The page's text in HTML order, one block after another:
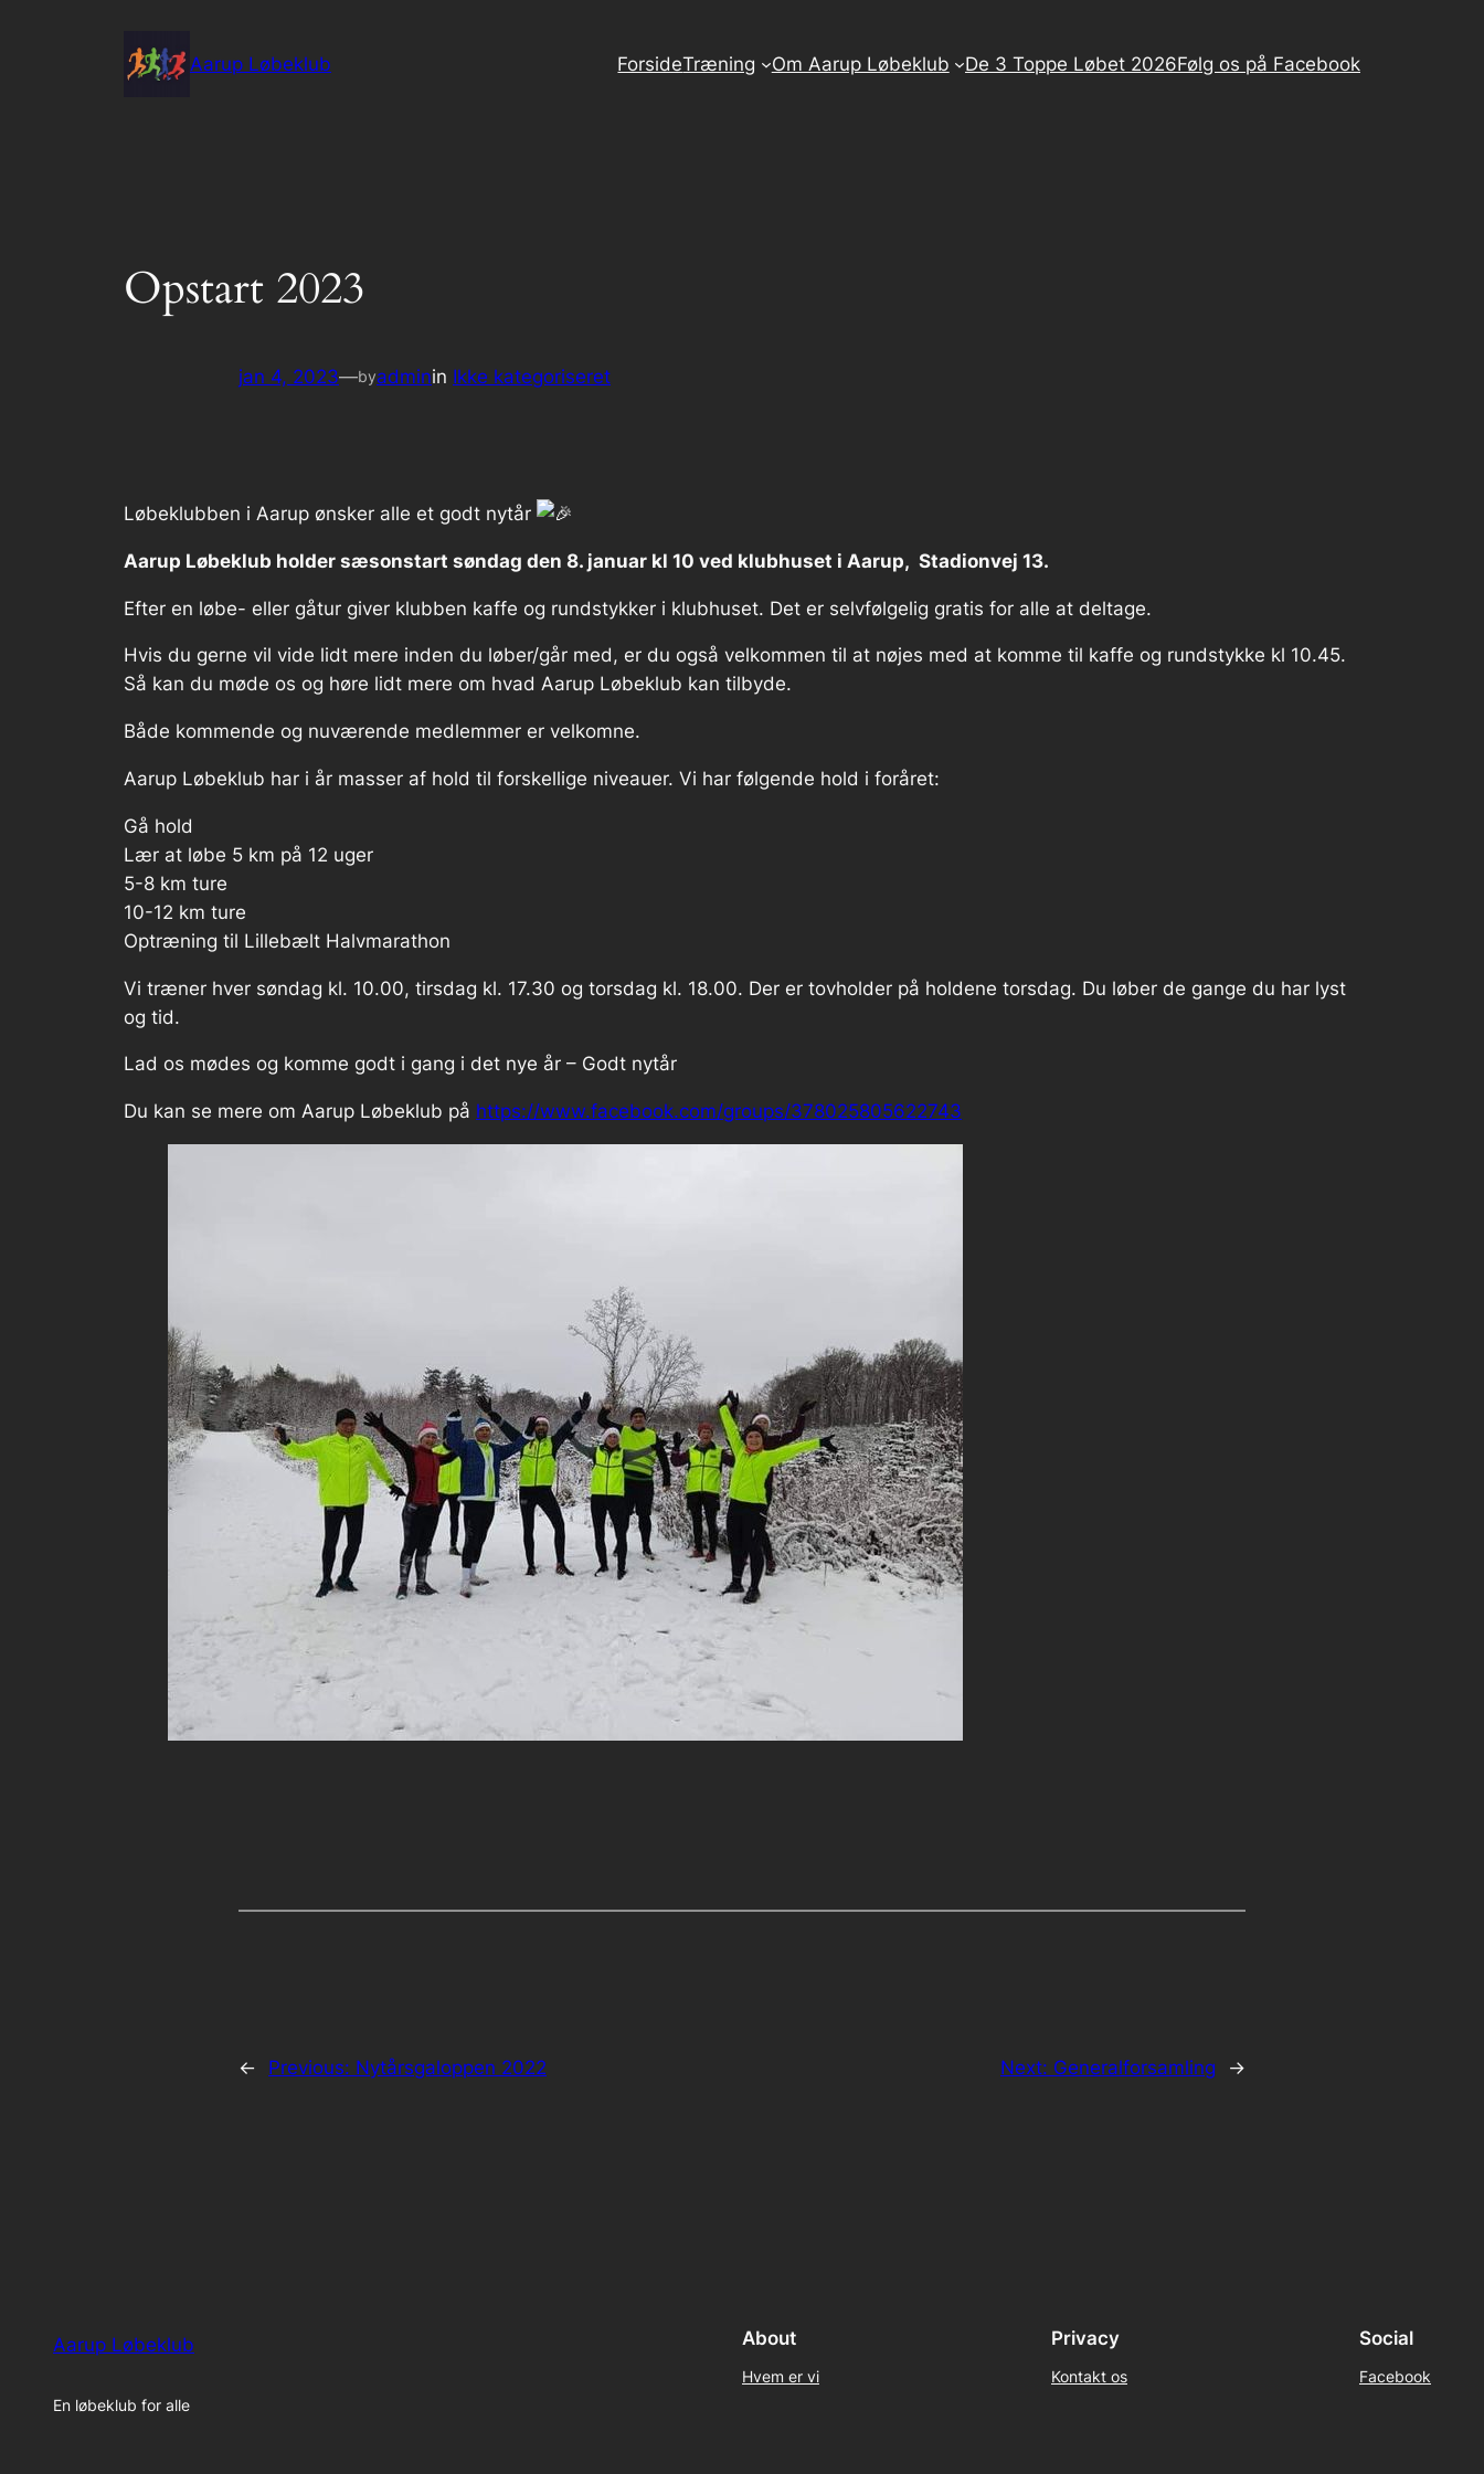
Aarup Løbeklub ForsideTræning Om Aarup Løbeklub De 3 Toppe Løbet 2026Følg os på Facebook
Opstart 2023
jan 4, 2023—byadminin Ikke kategoriseret
Løbeklubben i Aarup ønsker alle et godt nytår
Aarup Løbeklub holder sæsonstart søndag den 8. januar kl 10 ved klubhuset i Aarup, Stadionvej 13.
Efter en løbe- eller gåtur giver klubben kaffe og rundstykker i klubhuset. Det er selvfølgelig gratis for alle at deltage.
Hvis du gerne vil vide lidt mere inden du løber/går med, er du også velkommen til at nøjes med at komme til kaffe og rundstykke kl 10.45.
Så kan du møde os og høre lidt mere om hvad Aarup Løbeklub kan tilbyde.
Både kommende og nuværende medlemmer er velkomne.
Aarup Løbeklub har i år masser af hold til forskellige niveauer. Vi har følgende hold i foråret:
Gå hold
Lær at løbe 5 km på 12 uger
5-8 km ture
10-12 km ture
Optræning til Lillebælt Halvmarathon
Vi træner hver søndag kl. 10.00, tirsdag kl. 17.30 og torsdag kl. 18.00. Der er tovholder på holdene torsdag. Du løber de gange du har lyst
og tid.
Lad os mødes og komme godt i gang i det nye år – Godt nytår
Du kan se mere om Aarup Løbeklub på https://www.facebook.com/groups/378025805622743
← Previous: Nytårsgaloppen 2022 Next: Generalforsamling →
Aarup Løbeklub
En løbeklub for alle
About
Hvem er vi
Privacy
Kontakt os
Social
Facebook